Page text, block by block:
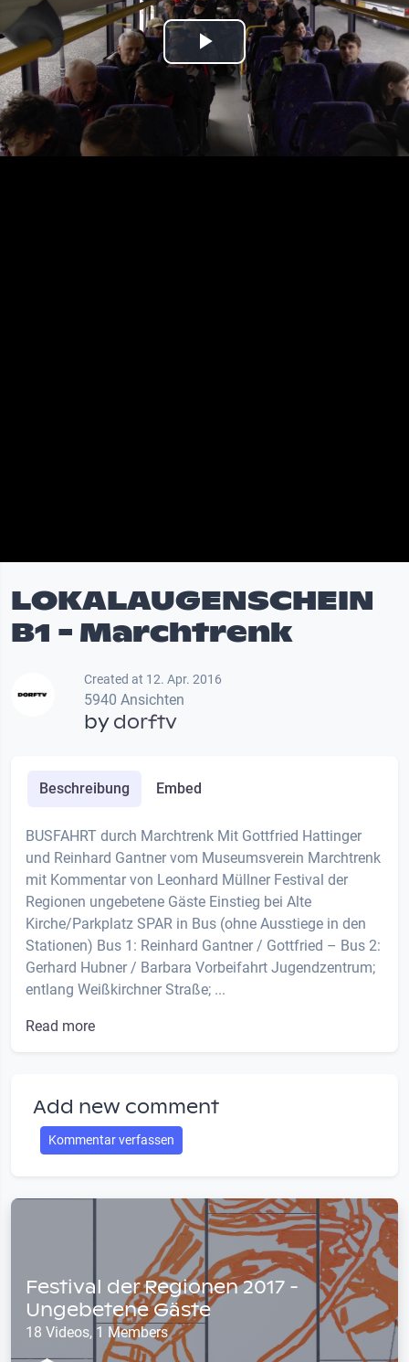
Play
Video
LOKALAUGENSCHEIN
B1 - Marchtrenk
Created at 12. Apr. 2016
5940 Ansichten
bydorftv
Beschreibung Embed
BUSFAHRT durch Marchtrenk Mit Gottfried Hattinger
und Reinhard Gantner vom Museumsverein Marchtrenk
mit Kommentar von Leonhard Müllner Festival der
Regionen ungebetene Gäste Einstieg bei Alte
Kirche/Parkplatz SPAR in Bus (ohne Ausstiege in den
Stationen) Bus 1: Reinhard Gantner / Gottfried – Bus 2:
Gerhard Hubner / Barbara Vorbeifahrt Jugendzentrum;
entlang Weißkirchner Straße; ...
Read more
Add new comment
Kommentar verfassen
Festival der Regionen 2017 -
Ungebetene Gäste
18 Videos, 1 Members